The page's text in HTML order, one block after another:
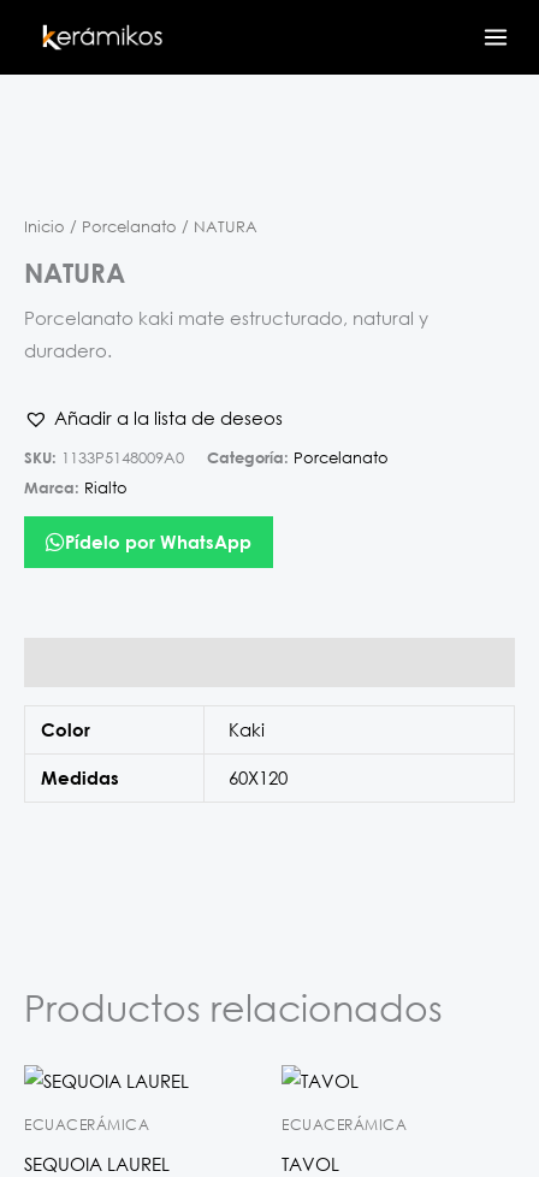
contenido
Inicio / Porcelanato / NATURA
NATURA
Porcelanato kaki mate estructurado, natural y
duradero.
Añadir a la lista de deseos
SKU: 1133P5148009A0 Categoría: Porcelanato
Marca: Rialto
Pídelo por WhatsApp
Color Kaki
Medidas 60X120
Productos relacionados
ECUACERÁMICA
SEQUOIA LAUREL
ECUACERÁMICA
TAVOL